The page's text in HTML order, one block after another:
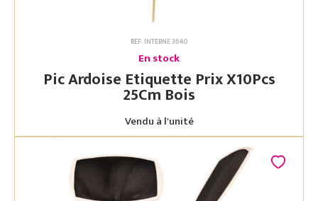
RÉF. INTERNE 3640
En stock
Pic Ardoise Etiquette Prix X10Pcs
25Cm Bois
Vendu à l'unité